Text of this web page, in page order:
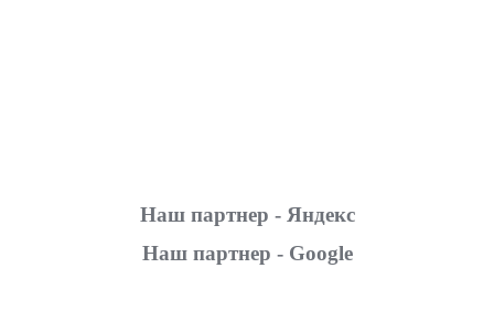
Наш партнер - Яндекс
Наш партнер - Google